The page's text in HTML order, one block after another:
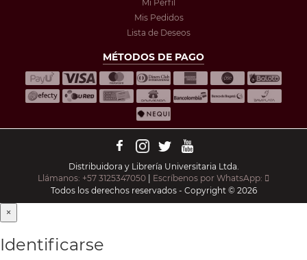
Mi Perfil
Mis Pedidos
Lista de Deseos
MÉTODOS DE PAGO
Distribuidora y Librería Universitaria Ltda.
Llámanos: +57 3125347050 | Escríbenos por WhatsApp:
Todos los derechos reservados - Copyright © 2026
×
Identificarse